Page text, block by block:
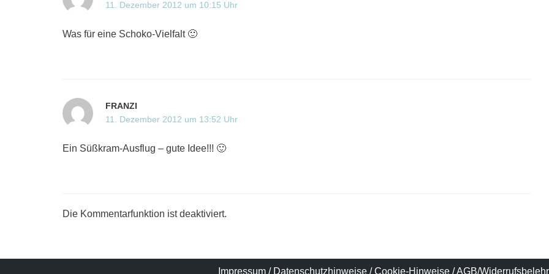
11. Dezember 2012 um 10:15 Uhr
Was für eine Schoko-Vielfalt 🙂
FRANZI
11. Dezember 2012 um 13:52 Uhr
Ein Süßkram-Ausflug – gute Idee!!! 🙂
Die Kommentarfunktion ist deaktiviert.
Impressum/ Datenschutzhinweise/Cookie-Hinweise/AGB/